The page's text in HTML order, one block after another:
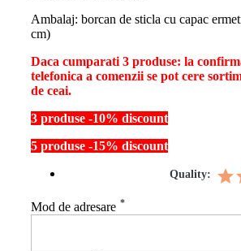
Ambalaj: borcan de sticla cu capac
cm)
Daca cumparati 3 produse: la
telefonica a comenzii se pot cere
de ceai.
3 produse -10% discount
5 produse -15% discount
Quality:
Mod de adresare *